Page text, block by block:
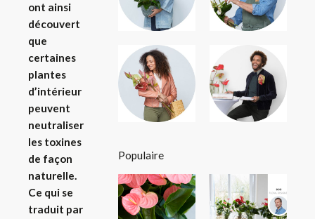
ont ainsi
découvert
que
certaines
plantes
d’intérieur
peuvent
neutraliser
les toxines
de façon
naturelle.
Ce qui se
traduit par
Populaire